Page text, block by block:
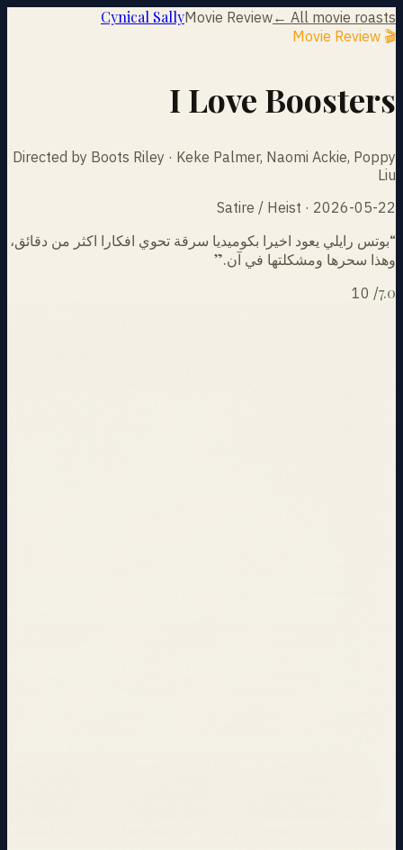
Cynical SallyMovie Review← All movie roasts
🎬 Movie Review
I Love Boosters
Directed by Boots Riley · Keke Palmer, Naomi Ackie, Poppy
Liu
Satire / Heist · 2026-05-22
“بوتس رايلي يعود اخيرا بكوميديا سرقة تحوي افكارا اكثر من دقائق،
وهذا سحرها ومشكلتها في آن.”
7.0
/
10